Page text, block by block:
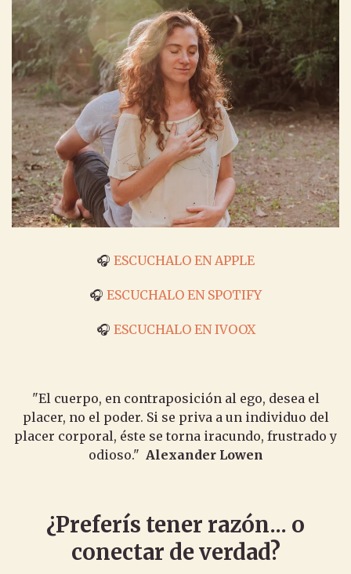
🎧 ESCUCHALO EN APPLE
🎧 ESCUCHALO EN SPOTIFY
🎧 ESCUCHALO EN IVOOX
"El cuerpo, en contraposición al ego, desea el
placer, no el poder. Si se priva a un individuo del
placer corporal, éste se torna iracundo, frustrado y
odioso." Alexander Lowen
¿Preferís tener razón... o
conectar de verdad?